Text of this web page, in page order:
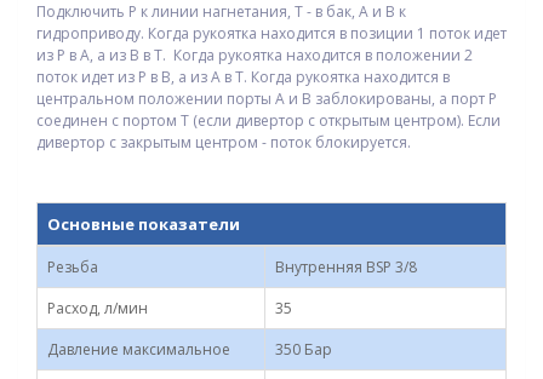
Подключить P к линии нагнетания, T - в бак, A и B к
гидроприводу. Когда рукоятка находится в позиции 1 поток идет
из P в A, а из B в T. Когда рукоятка находится в положении 2
поток идет из P в B, а из A в T. Когда рукоятка находится в
центральном положении порты A и B заблокированы, а порт P
соединен с портом T (если дивертор с открытым центром). Если
дивертор с закрытым центром - поток блокируется.
Основные показатели
Резьба
Внутренняя BSP 3/8
Расход, л/мин
35
Давление максимальное
350 Бар